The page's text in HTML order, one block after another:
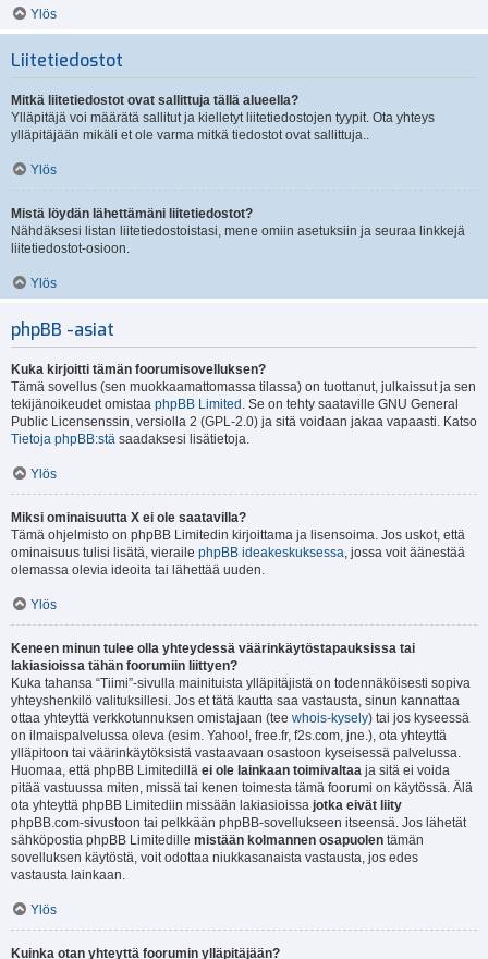
Ylös
Liitetiedostot
Mitkä liitetiedostot ovat sallittuja tällä alueella?
Ylläpitäjä voi määrätä sallitut ja kielletyt liitetiedostojen tyypit. Ota yhteys
ylläpitäjään mikäli et ole varma mitkä tiedostot ovat sallittuja..
Ylös
Mistä löydän lähettämäni liitetiedostot?
Nähdäksesi listan liitetiedostoistasi, mene omiin asetuksiin ja seuraa linkkejä
liitetiedostot-osioon.
Ylös
phpBB -asiat
Kuka kirjoitti tämän foorumisovelluksen?
Tämä sovellus (sen muokkaamattomassa tilassa) on tuottanut, julkaissut ja sen
tekijänoikeudet omistaa phpBB Limited . Se on tehty saataville GNU General
Public Licensenssin, versiolla 2 (GPL-2.0) ja sitä voidaan jakaa vapaasti. Katso
Tietoja phpBB:stä saadaksesi lisätietoja.
Ylös
Miksi ominaisuutta X ei ole saatavilla?
Tämä ohjelmisto on phpBB Limitedin kirjoittama ja lisensoima. Jos uskot, että
ominaisuus tulisi lisätä, vieraile phpBB ideakeskuksessa, jossa voit äänestää
olemassa olevia ideoita tai lähettää uuden.
Ylös
Keneen minun tulee olla yhteydessä väärinkäytöstapauksissa tai
lakiasioissa tähän foorumiin liittyen?
Kuka tahansa “Tiimi”-sivulla mainituista ylläpitäjistä on todennäköisesti sopiva
yhteyshenkilö valituksillesi. Jos et tätä kautta saa vastausta, sinun kannattaa
ottaa yhteyttä verkkotunnuksen omistajaan (tee whois-kysely) tai jos kyseessä
on ilmaispalvelussa oleva (esim. Yahoo!, free.fr, f2s.com, jne.), ota yhteyttä
ylläpitoon tai väärinkäytöksistä vastaavaan osastoon kyseisessä palvelussa.
Huomaa, että phpBB Limitedillä ei ole lainkaan toimivaltaa ja sitä ei voida
pitää vastuussa miten, missä tai kenen toimesta tämä foorumi on käytössä. Älä
ota yhteyttä phpBB Limitediin missään lakiasioissa jotka eivät liity
phpBB.com-sivustoon tai pelkkään phpBB-sovellukseen itseensä. Jos lähetät
sähköpostia phpBB Limitedille mistään kolmannen osapuolen tämän
sovelluksen käytöstä, voit odottaa niukkasanaista vastausta, jos edes
vastausta lainkaan.
Ylös
Kuinka otan yhteyttä foorumin ylläpitäjään?